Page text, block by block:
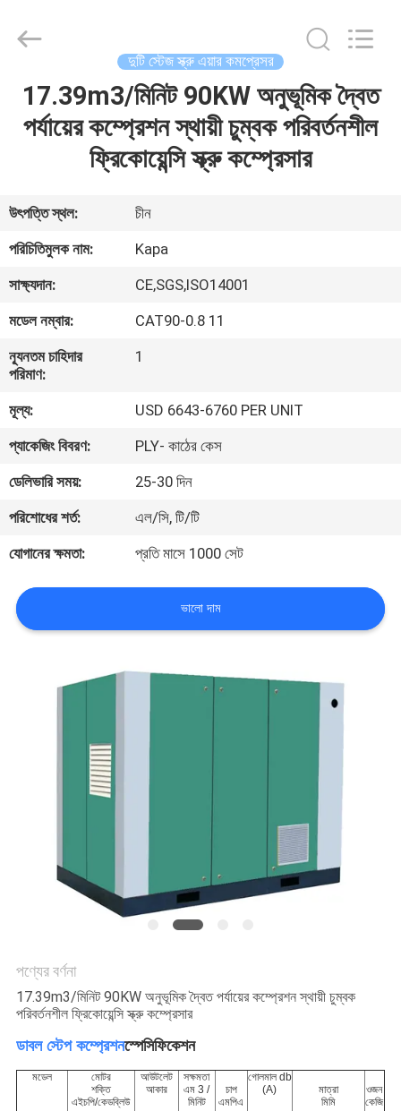
বাড়ি
ভিডিও
সম্পর্কে
কারখানা
গুণমান
নিয়ন্ত্রণ
সাথে
যোগাযোগ
PRIVACY
Gas
Technology
Rights
Reserved.
দুটি স্টেজ স্ক্রু এয়ার কমপ্রেসর
17.39m3/মিনিট 90KW অনুভূমিক দ্বৈত
পর্যায়ের কম্প্রেশন স্থায়ী চুম্বক পরিবর্তনশীল
ফ্রিকোয়েন্সি স্ক্রু কম্প্রেসার
উৎপত্তি স্থল:
চীন
পরিচিতিমুলক নাম:
Kapa
সাক্ষ্যদান:
CE,SGS,ISO14001
মডেল নম্বার:
CAT90-0.8 11
ন্যূনতম চাহিদার
পরিমাণ:
1
মূল্য:
USD 6643-6760 PER UNIT
প্যাকেজিং বিবরণ:
PLY- কাঠের কেস
ডেলিভারি সময়:
25-30 দিন
পরিশোধের শর্ত:
এল/সি, টি/টি
যোগানের ক্ষমতা:
প্রতি মাসে 1000 সেট
ভালো দাম
পণ্যের বর্ণনা
17.39m3/মিনিট 90KW অনুভূমিক দ্বৈত পর্যায়ের কম্প্রেশন স্থায়ী চুম্বক
পরিবর্তনশীল ফ্রিকোয়েন্সি স্ক্রু কম্প্রেসার
ডাবল স্টেপ কম্প্রেশনস্পেসিফিকেশন
মডেল
মোটর
শক্তি
এইচপি/কেডব্লিউ
আউটলেট
আকার
সক্ষমতা
এম 3 /
মিনিট
চাপ
এমপিএ
গোলমাল db
(A)
মাত্রা
মিমি
ওজন
কেজি